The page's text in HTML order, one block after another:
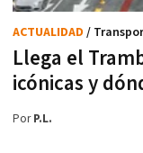
Llega el
icónicas y
ACTUALIDAD /
PorP.L.